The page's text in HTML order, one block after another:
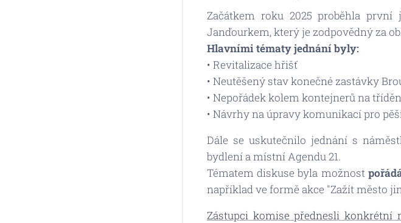
Začátkem roku 2025 proběhla
Janďourkem, který je zodpovědný za
Hlavními tématy jednání byly:
• Revitalizace hřišť
• Neutěšený stav konečné zastávky
• Nepořádek kolem kontejnerů na
• Návrhy na úpravy komunikací pro
Dále se uskutečnilo jednání s
bydlení a místní Agendu 21.
Tématem diskuse byla možnost
například ve formě akce "Zažít město
Zástupci komise přednesli